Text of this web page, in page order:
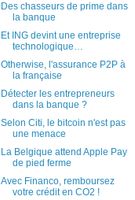
Des chasseurs de prime dans
la banque
Et ING devint une entreprise
technologique…
Otherwise, l'assurance P2P à
la française
Détecter les entrepreneurs
dans la banque ?
Selon Citi, le bitcoin n'est pas
une menace
La Belgique attend Apple Pay
de pied ferme
Avec Financo, remboursez
votre crédit en CO2 !